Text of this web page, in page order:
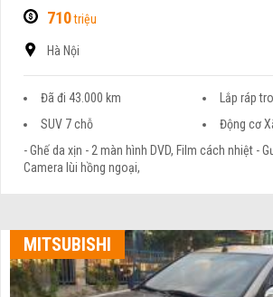
710triệu
Hà Nội
Đã đi 43.000 km
Lắp ráp
SUV 7 chỗ
Động cơ
- Ghế da xịn - 2 màn hình DVD, Film cách nhiệt -
Camera lùi hồng ngoại,
MITSUBISHI